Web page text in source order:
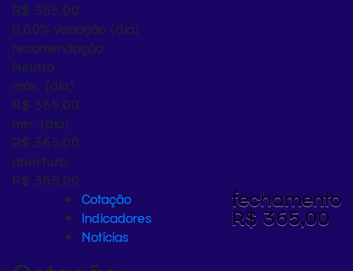
R$ 365,00
0,00% variação (dia)
recomendação
Neutro
máx. (dia)
R$ 365,00
mín. (dia)
R$ 365,00
abertura
R$ 365,00
fechamento
R$ 365,00
Cotação
Indicadores
Notícias